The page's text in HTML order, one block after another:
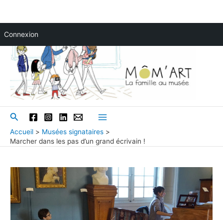
Connexion
contenu
Rechercher
Menu
Accueil
Musées signataires
Marcher dans les pas d’un grand écrivain !